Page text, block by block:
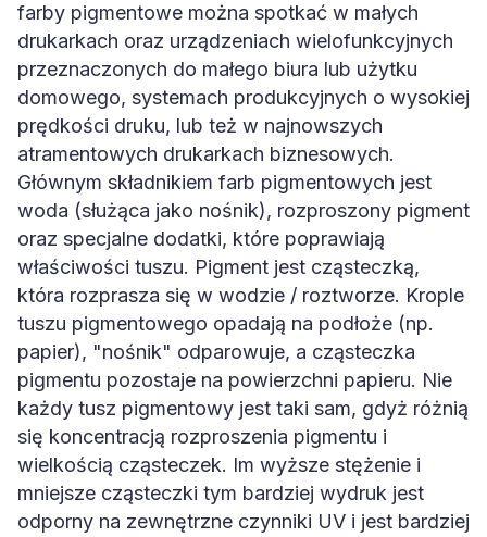
farby pigmentowe można spotkać w małych
drukarkach oraz urządzeniach wielofunkcyjnych
przeznaczonych do małego biura lub użytku
domowego, systemach produkcyjnych o wysokiej
prędkości druku, lub też w najnowszych
atramentowych drukarkach biznesowych.
Głównym składnikiem farb pigmentowych jest
woda (służąca jako nośnik), rozproszony pigment
oraz specjalne dodatki, które poprawiają
właściwości tuszu. Pigment jest cząsteczką,
która rozprasza się w wodzie / roztworze. Krople
tuszu pigmentowego opadają na podłoże (np.
papier), "nośnik" odparowuje, a cząsteczka
pigmentu pozostaje na powierzchni papieru. Nie
każdy tusz pigmentowy jest taki sam, gdyż różnią
się koncentracją rozproszenia pigmentu i
wielkością cząsteczek. Im wyższe stężenie i
mniejsze cząsteczki tym bardziej wydruk jest
odporny na zewnętrzne czynniki UV i jest bardziej